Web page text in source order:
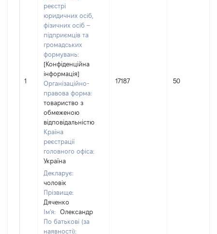
1
реєстрі
юридичних осіб,
фізичних осіб –
підприємців та
громадських
формувань:
[Конфіденційна
інформація]
Організаційно-
правова форма:
товариство з
обмеженою
відповідальністю
Країна
реєстрації
головного офіса:
Україна
Декларує:
чоловік
Прізвище:
Дяченко
Ім'я:
Олександр
По батькові (за
наявності):
17187 50